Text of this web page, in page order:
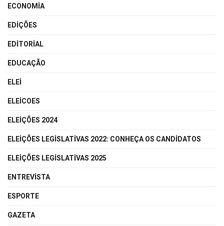
ECONOMIA
EDIÇÕES
EDITORIAL
EDUCAÇÃO
ELEI
ELEICOES
ELEIÇÕES 2024
ELEIÇÕES LEGISLATIVAS 2022: CONHEÇA OS CANDIDATOS
ELEIÇÕES LEGISLATIVAS 2025
ENTREVISTA
ESPORTE
GAZETA